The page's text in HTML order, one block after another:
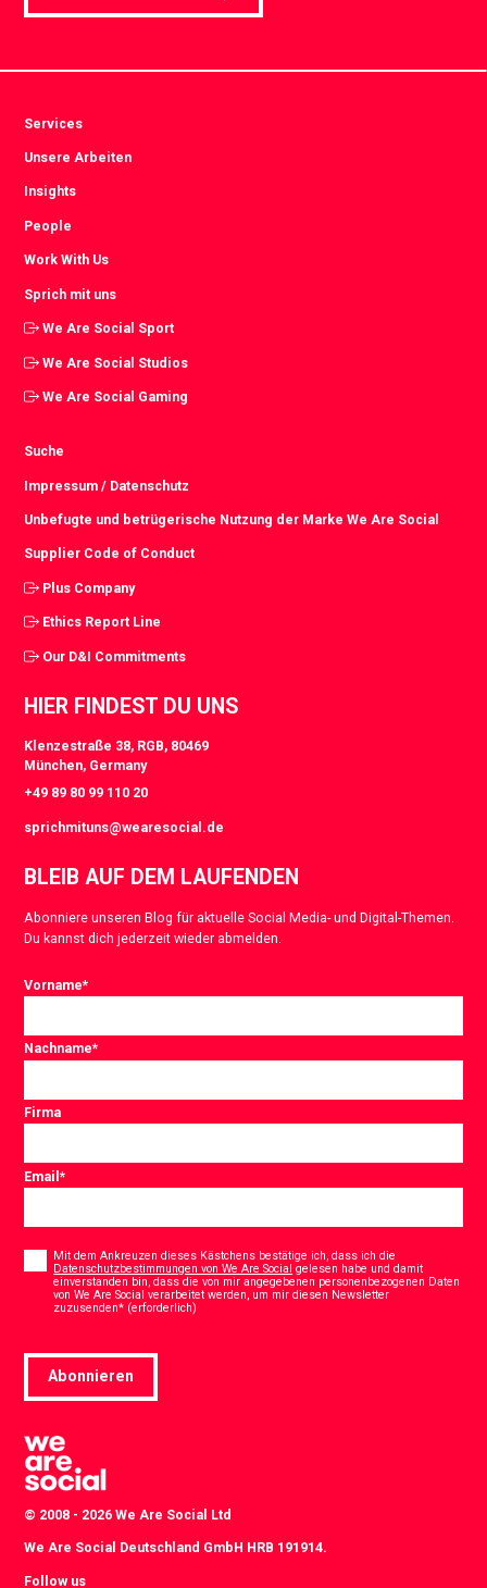
Services
Unsere Arbeiten
Insights
People
Work With Us
Sprich mit uns
We Are Social Sport
We Are Social Studios
We Are Social Gaming
Suche
Impressum / Datenschutz
Unbefugte und betrügerische Nutzung der Marke We Are Social
Supplier Code of Conduct
Plus Company
Ethics Report Line
Our D&I Commitments
HIER FINDEST DU UNS
Klenzestraße 38, RGB, 80469
München, Germany
+49 89 80 99 110 20
sprichmituns@wearesocial.de
BLEIB AUF DEM LAUFENDEN
Abonniere unseren Blog für aktuelle Social Media- und Digital-Themen.
Du kannst dich jederzeit wieder abmelden.
Vorname*
Nachname*
Firma
Email*
Mit dem Ankreuzen dieses Kästchens bestätige ich, dass ich die
Datenschutzbestimmungen von We Are Social gelesen habe und damit
einverstanden bin, dass die von mir angegebenen personenbezogenen Daten
von We Are Social verarbeitet werden, um mir diesen Newsletter
zuzusenden* (erforderlich)
Abonnieren
© 2008 - 2026 We Are Social Ltd
We Are Social Deutschland GmbH HRB 191914.
Follow us